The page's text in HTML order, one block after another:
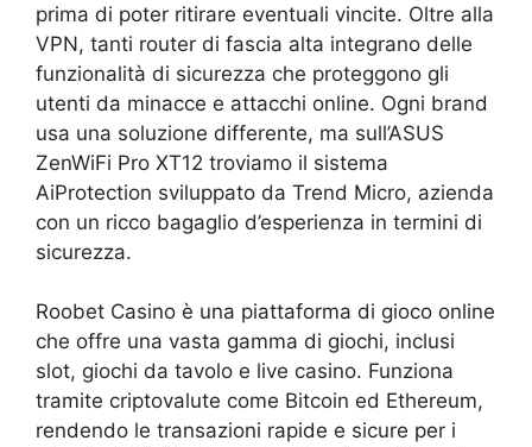
prima di poter ritirare eventuali vincite. Oltre alla
VPN, tanti router di fascia alta integrano delle
funzionalità di sicurezza che proteggono gli
utenti da minacce e attacchi online. Ogni brand
usa una soluzione differente, ma sull’ASUS
ZenWiFi Pro XT12 troviamo il sistema
AiProtection sviluppato da Trend Micro, azienda
con un ricco bagaglio d’esperienza in termini di
sicurezza.
Roobet Casino è una piattaforma di gioco online
che offre una vasta gamma di giochi, inclusi
slot, giochi da tavolo e live casino. Funziona
tramite criptovalute come Bitcoin ed Ethereum,
rendendo le transazioni rapide e sicure per i